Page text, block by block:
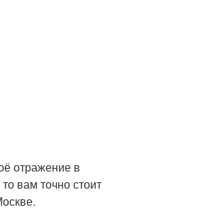
отражение в
вам точно стоит